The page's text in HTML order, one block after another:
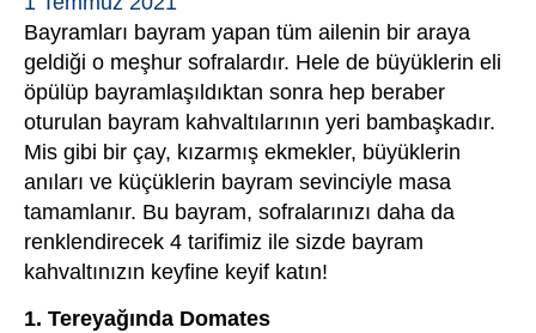
Bayramları bayram yapan tüm ailenin bir araya
geldiği o meşhur sofralardır. Hele de büyüklerin eli
öpülüp bayramlaşıldıktan sonra hep beraber
oturulan bayram kahvaltılarının yeri bambaşkadır.
Mis gibi bir çay, kızarmış ekmekler, büyüklerin
anıları ve küçüklerin bayram sevinciyle masa
tamamlanır. Bu bayram, sofralarınızı daha da
renklendirecek 4 tarifimiz ile sizde bayram
kahvaltınızın keyfine keyif katın!
1. Tereyağında Domates